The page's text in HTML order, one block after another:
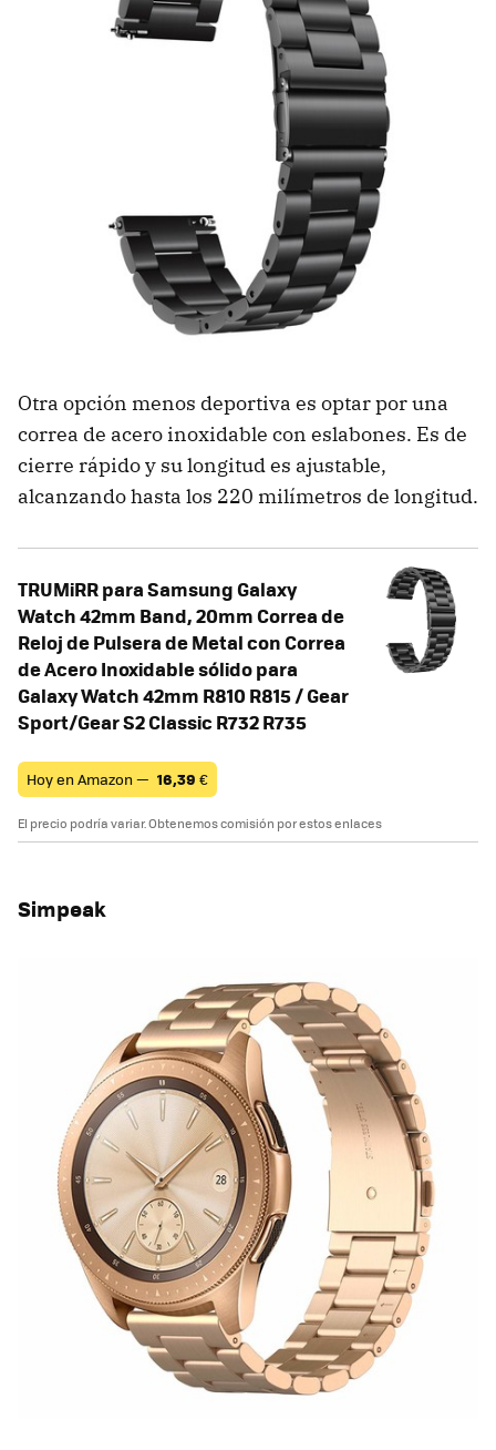
Otra opción menos deportiva es optar por una
correa de acero inoxidable con eslabones. Es de
cierre rápido y su longitud es ajustable,
alcanzando hasta los 220 milímetros de longitud.
TRUMiRR para Samsung Galaxy
Watch 42mm Band, 20mm Correa de
Reloj de Pulsera de Metal con Correa
de Acero Inoxidable sólido para
Galaxy Watch 42mm R810 R815 / Gear
Sport/Gear S2 Classic R732 R735
Hoy en Amazon — 16,39 €
El precio podría variar. Obtenemos comisión por estos enlaces
Simpeak